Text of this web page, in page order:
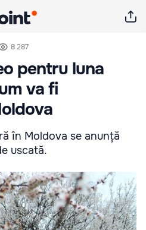
8 287
pentru luna
va fi
în Moldova se anunță
uscată.